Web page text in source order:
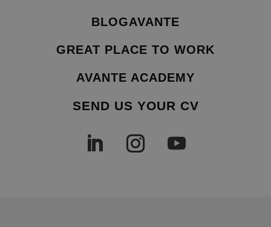
BLOGAVANTE
GREAT PLACE TO WORK
AVANTE ACADEMY
SEND US YOUR CV